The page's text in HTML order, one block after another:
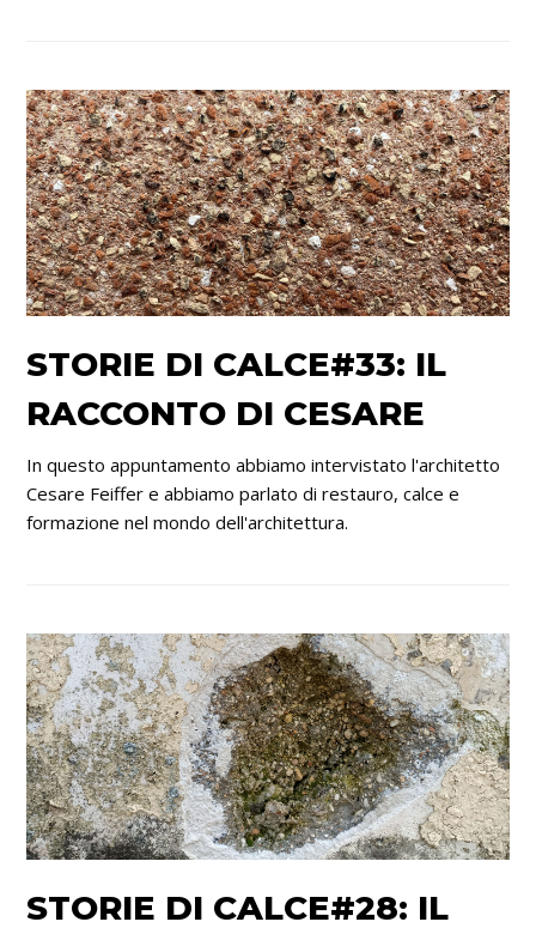
STORIE DI CALCE#33: IL
RACCONTO DI CESARE
In questo appuntamento abbiamo intervistato l'architetto
Cesare Feiffer e abbiamo parlato di restauro, calce e
formazione nel mondo dell'architettura.
STORIE DI CALCE#28: IL